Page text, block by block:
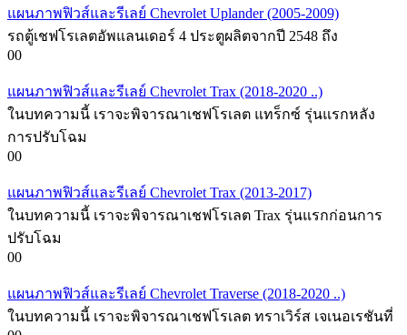
แผนภาพฟิวส์และรีเลย์ Chevrolet Uplander (2005-2009)
รถตู้เชฟโรเลตอัพแลนเดอร์ 4 ประตูผลิตจากปี 2548 ถึง
00
แผนภาพฟิวส์และรีเลย์ Chevrolet Trax (2018-2020 ..)
ในบทความนี้ เราจะพิจารณาเชฟโรเลต แทร็กซ์ รุ่นแรกหลัง
การปรับโฉม
00
แผนภาพฟิวส์และรีเลย์ Chevrolet Trax (2013-2017)
ในบทความนี้ เราจะพิจารณาเชฟโรเลต Trax รุ่นแรกก่อนการ
ปรับโฉม
00
แผนภาพฟิวส์และรีเลย์ Chevrolet Traverse (2018-2020 ..)
ในบทความนี้ เราจะพิจารณาเชฟโรเลต ทราเวิร์ส เจเนอเรชันที่